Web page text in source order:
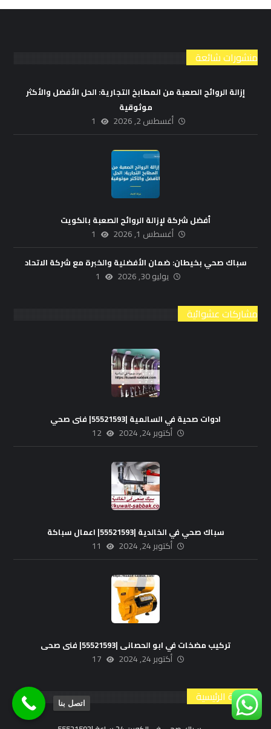
منشورات شائعة
إزالة الروائح الصعبة من المطابخ التجارية: الحل الأفضل والأكثر
موثوقية
أغسطس 2, 2026 1
أفضل شركة لإزالة الروائح الصعبة بالكويت
أغسطس 1, 2026 1
سباك صحي بخيطان: ضمان الأفضلية والخبرة مع شركة الاتحاد
يوليو 30, 2026 1
مشاركات عشوائية
ادوات صحية في السالمية |55521593| فنى صحي
أكتوبر 24, 2024 12
سباك صحي في الخالدية |55521593| اعمال سباكة
أكتوبر 24, 2024 11
تركيب مضخات في ابو الحصانى |55521593| فنى صحى
أكتوبر 24, 2024 17
القائمة الرئيسية اتصل بنا